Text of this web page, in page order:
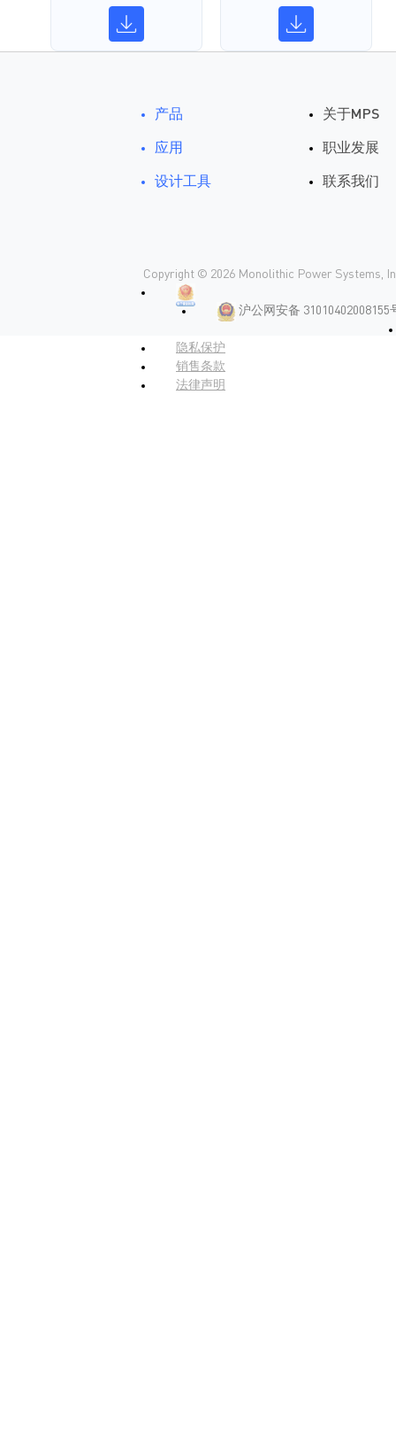
产品
应用
设计工具
关于MPS
职业发展
联系我们
Copyright © 2026 Monolithic Power Systems,
沪公网安备 31010402008155
隐私保护
销售条款
法律声明